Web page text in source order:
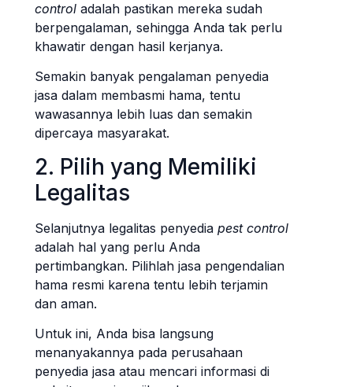
control adalah pastikan mereka sudah
berpengalaman, sehingga Anda tak perlu
khawatir dengan hasil kerjanya.
Semakin banyak pengalaman penyedia
jasa dalam membasmi hama, tentu
wawasannya lebih luas dan semakin
dipercaya masyarakat.
2. Pilih yang Memiliki
Legalitas
Selanjutnya legalitas penyedia pest control
adalah hal yang perlu Anda
pertimbangkan. Pilihlah jasa pengendalian
hama resmi karena tentu lebih terjamin
dan aman.
Untuk ini, Anda bisa langsung
menanyakannya pada perusahaan
penyedia jasa atau mencari informasi di